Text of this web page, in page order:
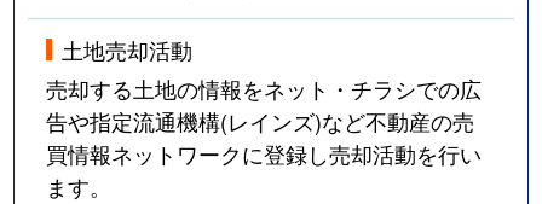
土地売却活動
売却する土地の情報をネット・チラシでの広
告や指定流通機構(レインズ)など不動産の売
買情報ネットワークに登録し売却活動を行い
ます。